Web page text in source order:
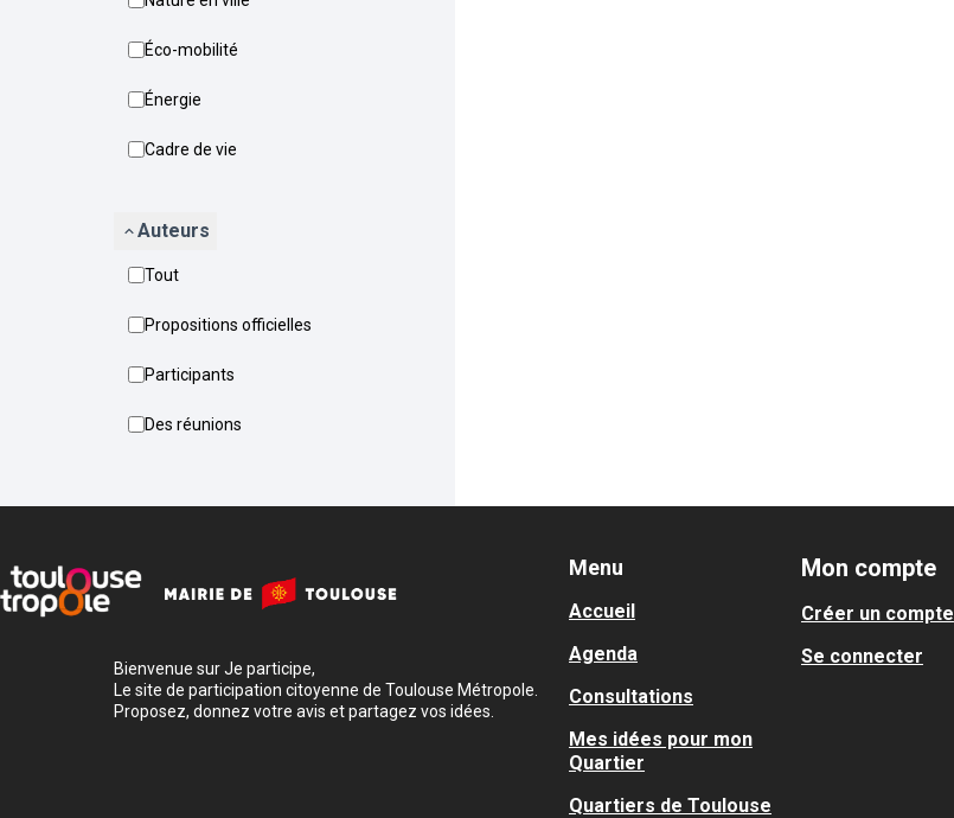
Éco-mobilité
Énergie
Cadre de vie
Auteurs
Tout
Propositions officielles
Participants
Des réunions
Bienvenue sur Je participe,
Le site de participation citoyenne de Toulouse Métropole.
Proposez, donnez votre avis et partagez vos idées.
Menu
Accueil
Agenda
Consultations
Mes idées pour mon
Quartier
Quartiers de Toulouse
Mon compte
Créer un compte
Se connecter